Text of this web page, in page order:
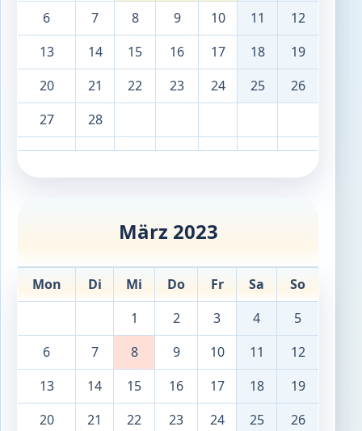
6
7 8 9 10 11
12
13
14 15 16 17 18
19
20
21 22 23 24 25
26
27
28
März 2023
Mon Di Mi Do Fr Sa
So
1
2 3 4
5
6
7 8 9 10 11
12
13
14 15 16 17 18
19
20
21 22 23 24 25
26